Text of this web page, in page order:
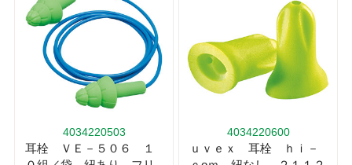
4034220503
耳栓 ＶＥ－５０６ １
4034220600
ｕｖｅｘ 耳栓 ｈｉ－